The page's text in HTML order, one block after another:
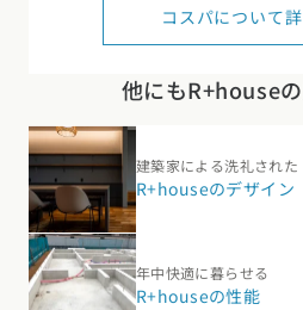
コスパについて
他にもR+house
建築家による洗礼された
R+houseのデザイン
年中快適に暮らせる
R+houseの性能